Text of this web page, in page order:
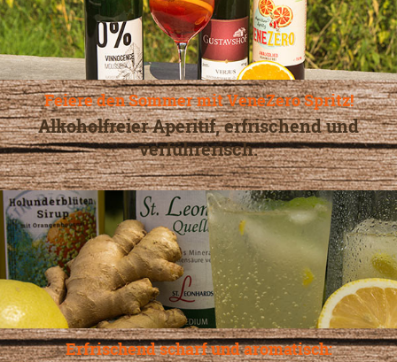
Feiere den Sommer mit VeneZero Spritz!
Alkoholfreier Aperitif, erfrischend und
verführerisch.
Erfrischend scharf und aromatisch: